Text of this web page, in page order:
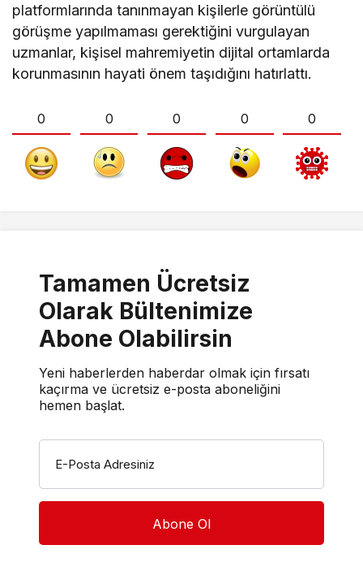
platformlarında tanınmayan kişilerle görüntülü
görüşme yapılmaması gerektiğini vurgulayan
uzmanlar, kişisel mahremiyetin dijital ortamlarda
korunmasının hayati önem taşıdığını hatırlattı.
0 0 0 0 0
Tamamen Ücretsiz
Olarak Bültenimize
Abone Olabilirsin
Yeni haberlerden haberdar olmak için fırsatı
kaçırma ve ücretsiz e-posta aboneliğini
hemen başlat.
E-Posta Adresiniz